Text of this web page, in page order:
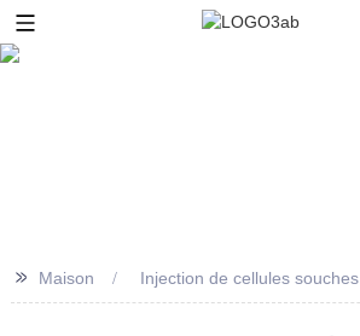
>> Maison Injection de cellules souches